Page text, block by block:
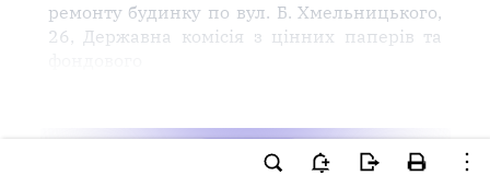
ремонту будинку по вул. Б. Хмельницького,
26, Державна комісія з цінних паперів та